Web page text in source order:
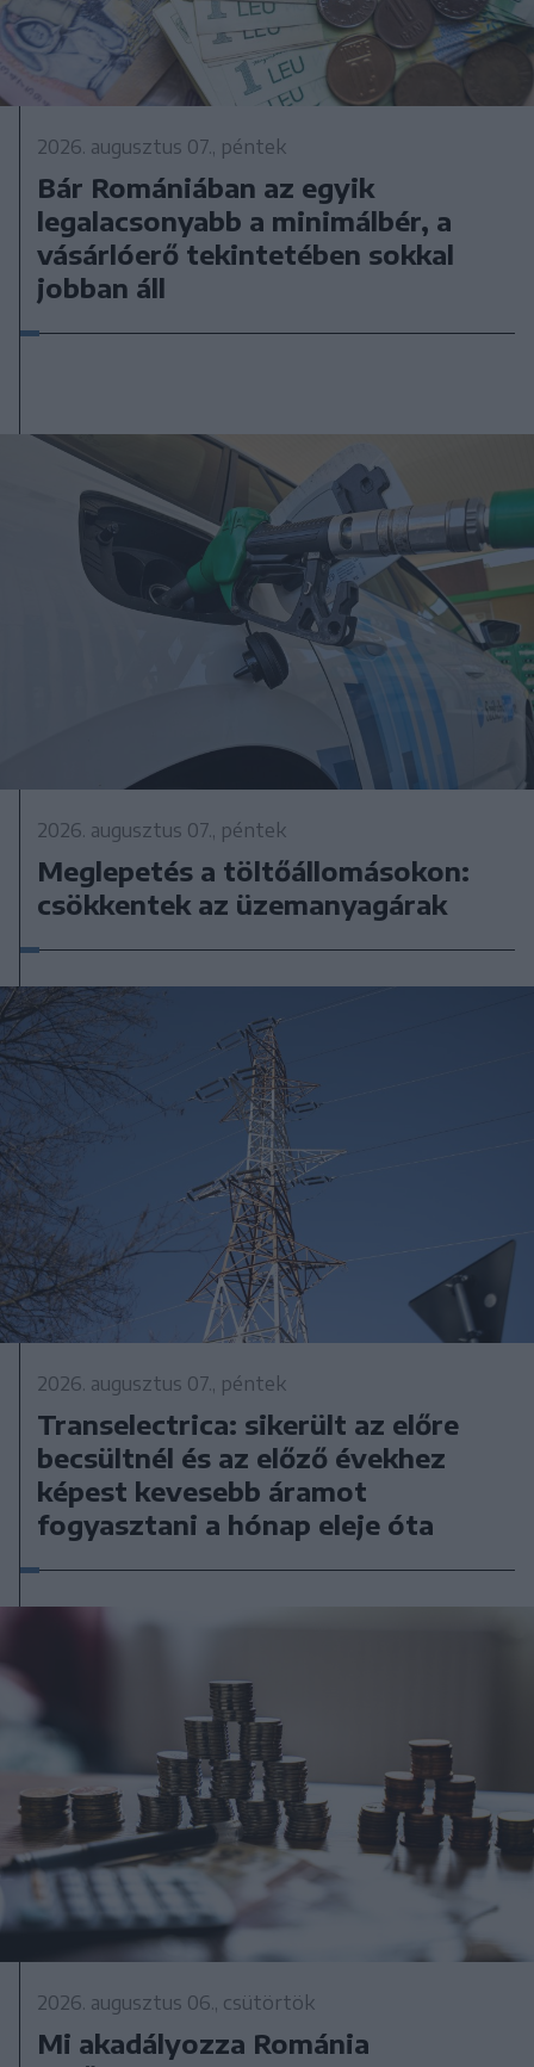
2026. augusztus 07., péntek
Bár Romániában az egyik
legalacsonyabb a minimálbér, a
vásárlóerő tekintetében sokkal
jobban áll
2026. augusztus 07., péntek
Meglepetés a töltőállomásokon:
csökkentek az üzemanyagárak
2026. augusztus 07., péntek
Transelectrica: sikerült az előre
becsültnél és az előző évekhez
képest kevesebb áramot
fogyasztani a hónap eleje óta
2026. augusztus 06., csütörtök
Mi akadályozza Románia